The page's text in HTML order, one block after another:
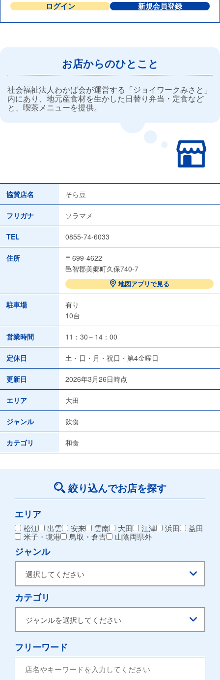
ログイン 新規会員登録
お店からのひとこと
社会福祉法人わかば会が運営する「ジョイワークみさと」
内にあり、地元産食材を生かした日替り弁当・定食など
と、喫茶メニューを提供。
協賛店名 そら豆
フリガナ ソラマメ
TEL 0855-74-6033
住所
〒699-4622
邑智郡美郷町久保740-7
地図アプリで見る
駐車場
有り
10台
営業時間 11：30～14：00
定休日 土・日・月・祝日・第4金曜日
更新日 2026年3月26日時点
エリア 大田
ジャンル 飲食
カテゴリ 和食
絞り込んでお店を探す
エリア
松江 出雲 安来 雲南 大田 江津 浜田
益田
米子・境港
鳥取・倉吉 山陰両県外
ジャンル
カテゴリ
フリーワード